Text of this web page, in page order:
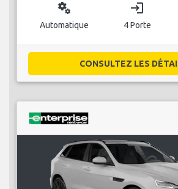
miscellaneous_services
Automatique
login
4 Porte
CONSULTEZ LES